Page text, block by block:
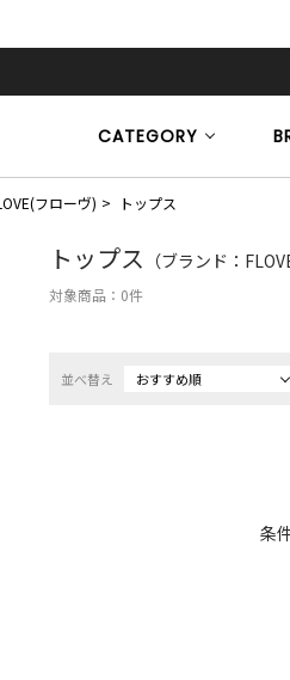
CATEGORY
フローヴ) トップス
トップス （ブランド：
対象商品： 0件
並べ替え おすすめ順
条